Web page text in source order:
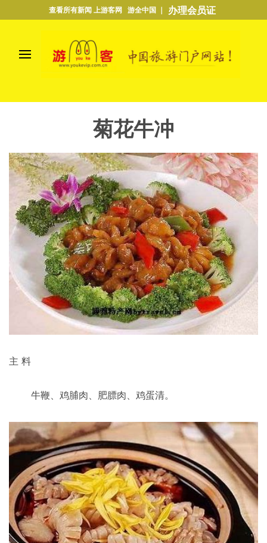
查看所有新闻 上游客网 游全中国 ｜ 办理会员证
菊花牛冲
主 料
牛鞭、鸡脯肉、肥膘肉、鸡蛋清。